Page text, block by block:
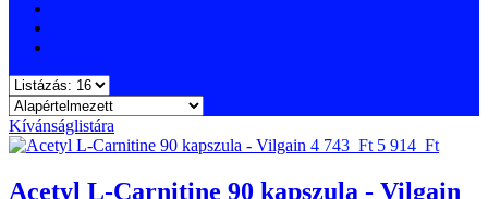
Kívánságlistára
4 743 Ft 5 914 Ft
Acetyl L-Carnitine 90 kapszula - Vilgain